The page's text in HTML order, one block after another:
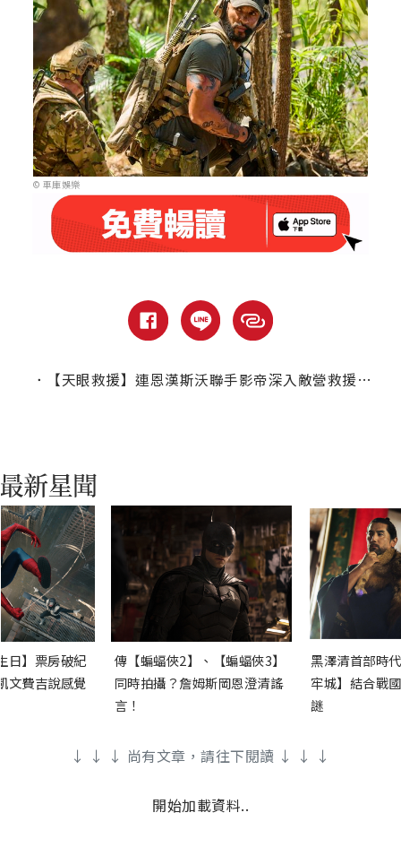
© 車庫娛樂
． 【天眼救援】連恩漢斯沃聯手影帝深入敵營救援｜本周上線、電視首播推薦
日】票房破紀
文費吉說感覺
傳【蝙蝠俠2】、【蝙蝠俠3】
同時拍攝？詹姆斯岡恩澄清謠
言！
黑澤清首部時
牢城】結合戰
謎
↓ ↓ ↓ 尚有文章，請往下閱讀 ↓ ↓ ↓
開始加載資料..